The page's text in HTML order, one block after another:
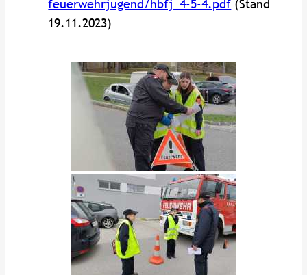
feuerwehrjugend/hbfj_4-5-4.pdf (Stand
19.11.2023)